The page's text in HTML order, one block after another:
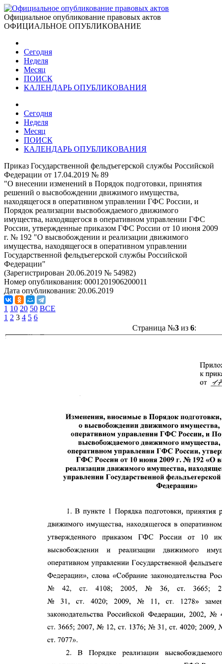
Официальное опубликование правовых актов
ОФИЦИАЛЬНОЕ ОПУБЛИКОВАНИЕ
Сегодня
Неделя
Месяц
ПОИСК
КАЛЕНДАРЬ ОПУБЛИКОВАНИЯ
Сегодня
Неделя
Месяц
ПОИСК
КАЛЕНДАРЬ ОПУБЛИКОВАНИЯ
Приказ Государственной фельдъегерской службы Российской
Федерации от 17.04.2019 № 89
"О внесении изменений в Порядок подготовки, принятия
решений о высвобождении движимого имущества,
находящегося в оперативном управлении ГФС России, и
Порядок реализации высвобождаемого движимого
имущества, находящегося в оперативном управлении ГФС
России, утвержденные приказом ГФС России от 10 июня 2009
г. № 192 "О высвобождении и реализации движимого
имущества, находящегося в оперативном управлении
Государственной фельдъегерской службы Российской
Федерации"
(Зарегистрирован 20.06.2019 № 54982)
Номер опубликования: 0001201906200011
Дата опубликования: 20.06.2019
1 10 20 50 ВСЕ
1 2 3 4 5 6
Страница №3из 6: